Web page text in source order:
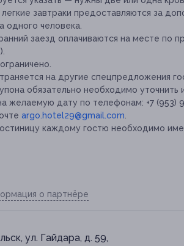
завтраки предоставляются за
одного человека.
заезд оплачиваются на месте по
на другие спецпредложения
обязательно необходимо
желаемую дату по телефонам: +7 (953)
argo.hotel29@gmail.com
каждому гостю необходимо
о партнёре
ул. Гайдара, д. 59,